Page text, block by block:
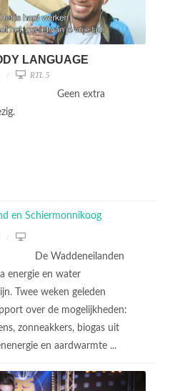
LANGUAGE
RTL 5
Geen extra
De Waddeneilanden
energie en water
Twee weken geleden
over de mogelijkheden:
zonneakkers, biogas uit
en aardwarmte ...